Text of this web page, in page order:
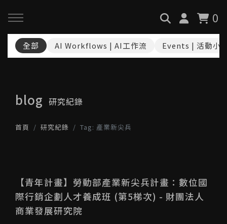
0
回主選單
最新消息
執行實績
回主選單
AiGC學院
回主選單
小型人力提升計畫申請
止)
創業顧問免費諮詢申請
全部 AI Workflows | AI工作流 Events | 活動小
blog 研究紀錄
首頁 研究紀錄 Tag: 產業新尖兵
【青年計畫】勞動部產業新尖兵計畫：數位國
際行銷企劃人才養成班 (第5梯次) - 財團法人
商業發展研究院